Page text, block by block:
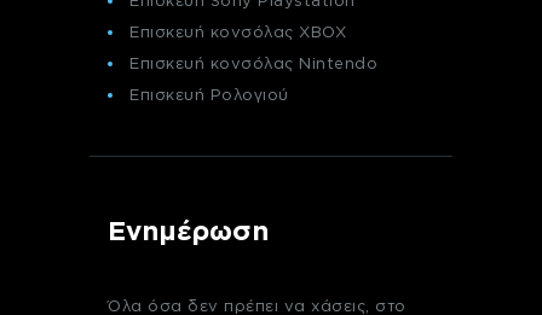
Επισκευή κονσόλας XBOX
Επισκευή κονσόλας Nintendo
Επισκευή Ρολογιού
Ενημέρωση
Όλα όσα δεν πρέπει να χάσεις, στο